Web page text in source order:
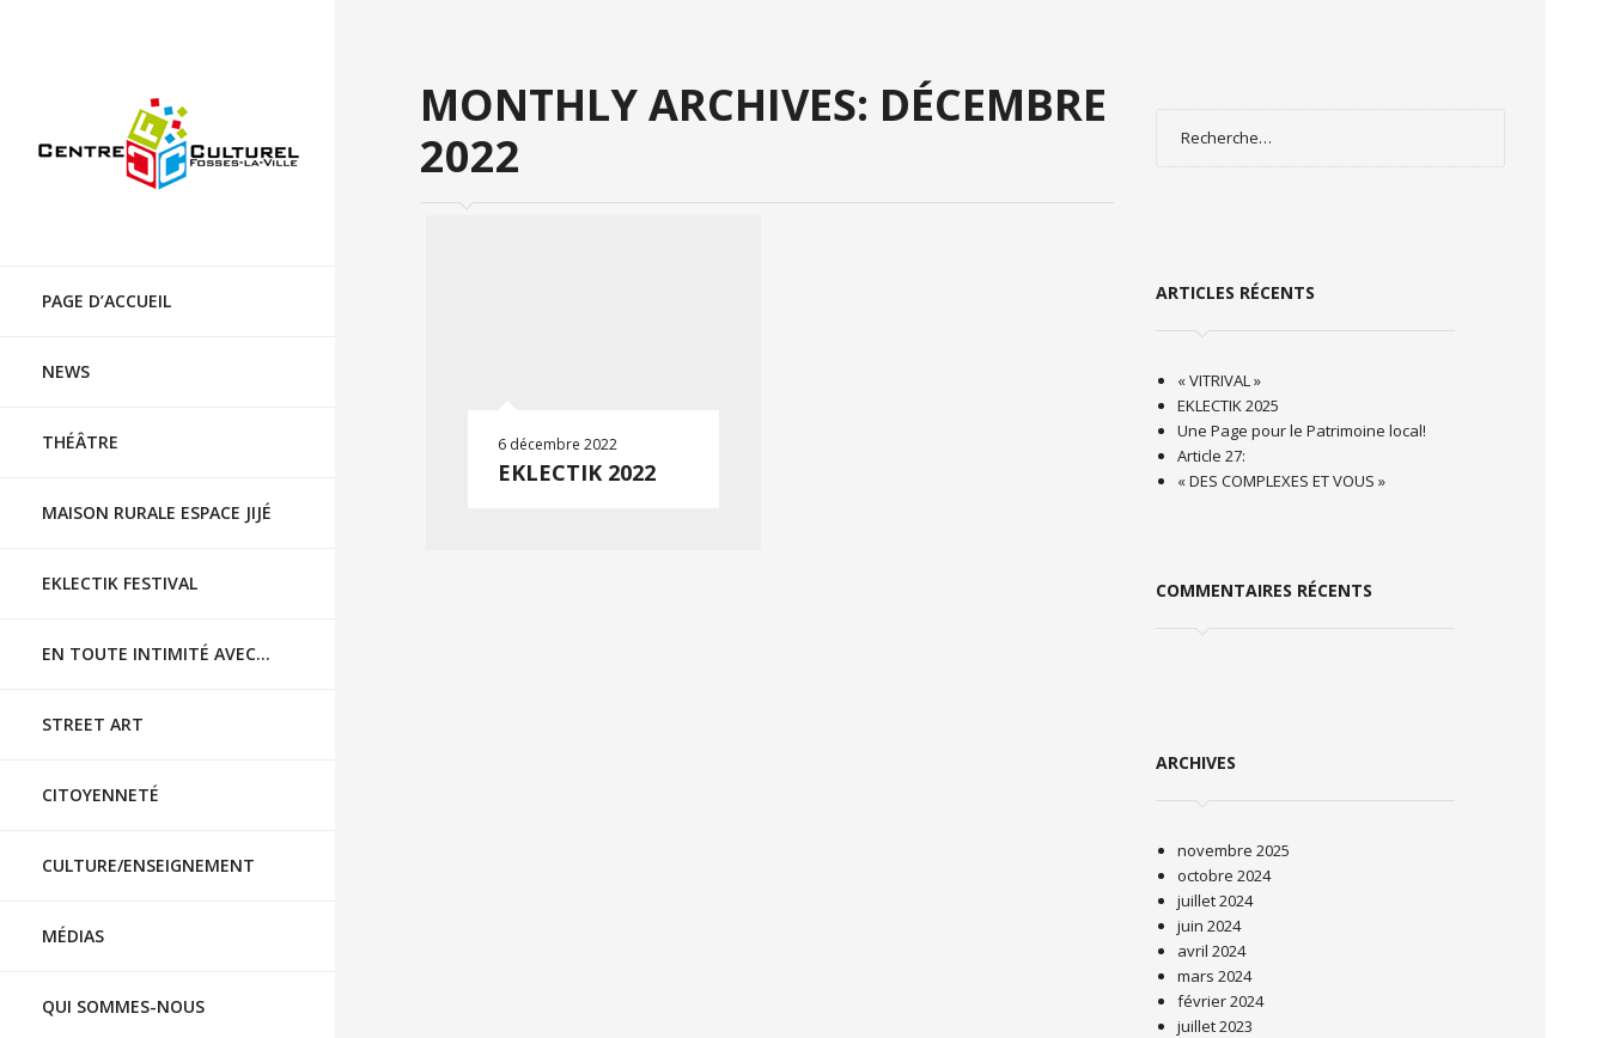
PAGE D’ACCUEIL
NEWS
THÉÂTRE
MAISON RURALE ESPACE JIJÉ
EKLECTIK FESTIVAL
EN TOUTE INTIMITÉ AVEC…
STREET ART
CITOYENNETÉ
CULTURE/ENSEIGNEMENT
MÉDIAS
QUI SOMMES-NOUS
MONTHLY ARCHIVES: DÉCEMBRE
2022
6 décembre 2022
EKLECTIK 2022
ARTICLES RÉCENTS
« VITRIVAL »
EKLECTIK 2025
Une Page pour le Patrimoine local!
Article 27:
« DES COMPLEXES ET VOUS »
COMMENTAIRES RÉCENTS
ARCHIVES
novembre 2025
octobre 2024
juillet 2024
juin 2024
avril 2024
mars 2024
février 2024
juillet 2023